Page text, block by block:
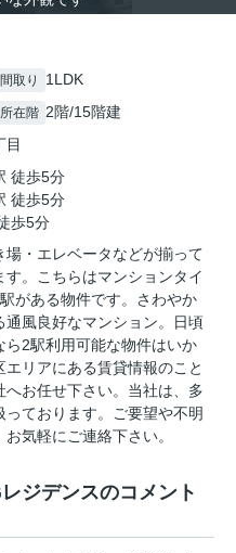
間取り 1LDK
所在階 2階/15階建
目
徒歩5分
徒歩5分
歩5分
・エレベータなどが揃って
。こちらはマンションタイ
がある物件です。さわやか
通風良好なマンション。日頃
2駅利用可能な物件はいか
リアにある賃貸情報のこと
お任せ下さい。当社は、多
ております。ご要望や不明
気軽にご連絡下さい。
ジデンスのコメント